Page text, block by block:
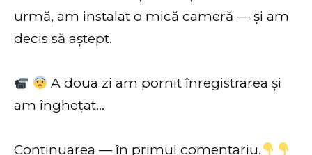
urmă, am instalat o mică cameră — și am
decis să aștept.
A doua zi am pornit înregistrarea și
am înghețat…
Continuarea — în primul comentariu.